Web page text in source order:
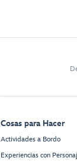
Cosas para Hacer
Actividades a Bordo
Experiencias con